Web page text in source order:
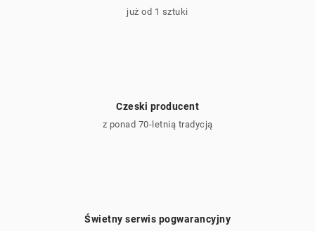
już od 1 sztuki
Czeski producent
z ponad 70-letnią tradycją
Świetny serwis pogwarancyjny